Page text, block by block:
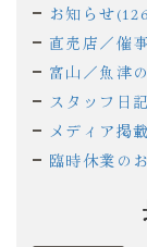
お知らせ
直売店／催
富山／魚津
スタッフ日
メディア掲
臨時休業の